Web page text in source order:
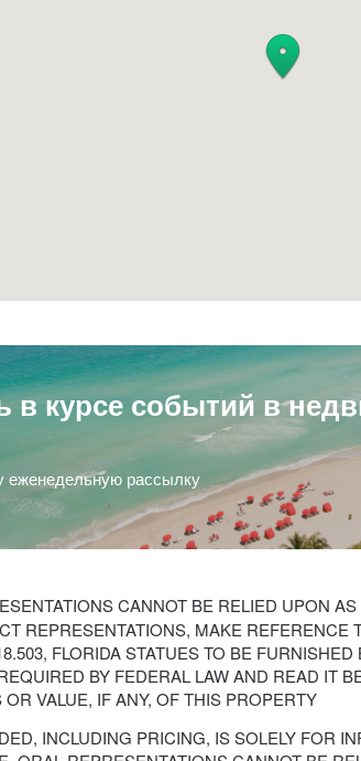
в курсе событий в
рассылку
CANNOT BE RELIED UPON
REPRESENTATIONS, MAKE
FLORIDA STATUES TO BE
BY FEDERAL LAW AND READ IT
VALUE, IF ANY, OF THIS PROPERTY
INCLUDING PRICING, IS SOLELY FOR